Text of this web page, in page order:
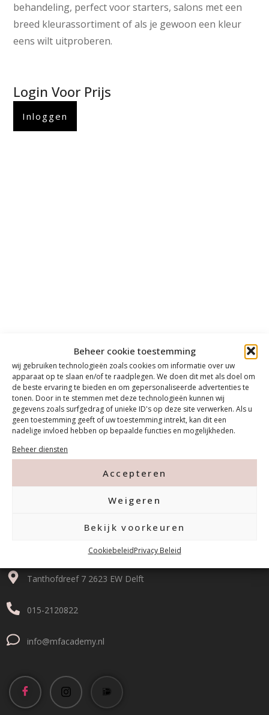
Beheer cookie toestemming
wij gebruiken technologieën zoals cookies om informatie over uw
apparaat op te slaan en/of te raadplegen. We doen dit met als doel om
de beste ervaring te bieden en om gepersonaliseerde advertenties te
tonen. Door in te stemmen met deze technologieën kunnen wij
gegevens zoals surfgedrag of unieke ID's op deze site verwerken. Als u
geen toestemming geeft of uw toestemming intrekt, kan dit een
nadelige invloed hebben op bepaalde functies en mogelijkheden.
Beheer diensten
Accepteren
Weigeren
Bekijk voorkeuren
CookiebeleidPrivacy Beleid
behandeling, perfect voor starters, salons met een
breed kleurassortiment of als je gewoon een kleur
eens wilt uitproberen.
Login Voor Prijs
Inloggen
Tanthofdreef 7 2623 EW Delft
015-2120822
info@mfacademy.nl